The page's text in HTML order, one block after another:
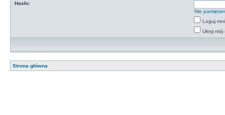
Hasło:
Nie
Loguj
Ukryj mój
Strona główna